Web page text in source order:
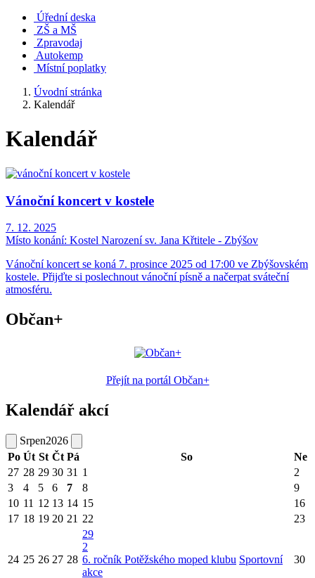
Úřední deska
ZŠ a MŠ
Zpravodaj
Autokemp
Místní poplatky
Úvodní stránka
Kalendář
Kalendář
Vánoční koncert v kostele
7. 12. 2025
Místo konání: Kostel Narození sv. Jana Křtitele - Zbýšov
Vánoční koncert se koná 7. prosince 2025 od 17:00 ve Zbýšovském
kostele. Přijďte si poslechnout vánoční písně a načerpat sváteční
atmosféru.
Občan+
Přejít na portál Občan+
Kalendář akcí
Srpen2026
Po Út St Čt Pá So
Ne
27 28 29 30 31 1
2
3
4 5 6 7 8
9
10 11 12 13 14 15
16
17 18 19 20 21 22 23
24 25 26 27 28
29
2
6. ročník Potěžského moped klubu Sportovní
akce
30